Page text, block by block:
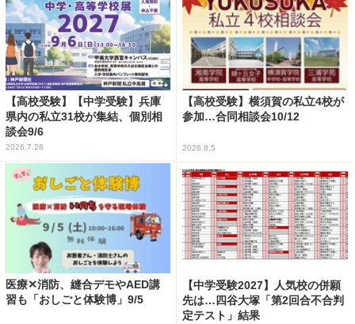
【高校受験】【中学受験】兵庫
県内の私立31校が集結、個別相
談会9/6
2026.7.28
【高校受験】横須賀の私立4校が
参加…合同相談会10/12
2026.8.5
医療✕消防、縫合デモやAED講
習も「おしごと体験博」9/5
【中学受験2027】人気校の併願
先は…四谷大塚「第2回合不合判
定テスト」結果